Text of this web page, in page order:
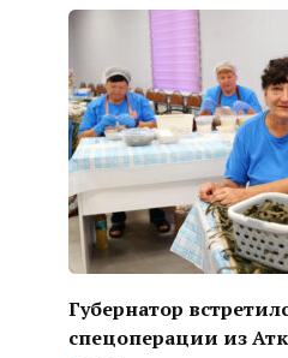
Губернатор
спецоперации из